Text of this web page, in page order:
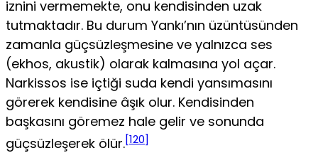
iznini vermemekte, onu kendisinden uzak
tutmaktadır. Bu durum Yankı’nın üzüntüsünden
zamanla güçsüzleşmesine ve yalnızca ses
(ekhos, akustik) olarak kalmasına yol açar.
Narkissos ise içtiği suda kendi yansımasını
görerek kendisine âşık olur. Kendisinden
başkasını göremez hale gelir ve sonunda
güçsüzleşerek ölür.[120]